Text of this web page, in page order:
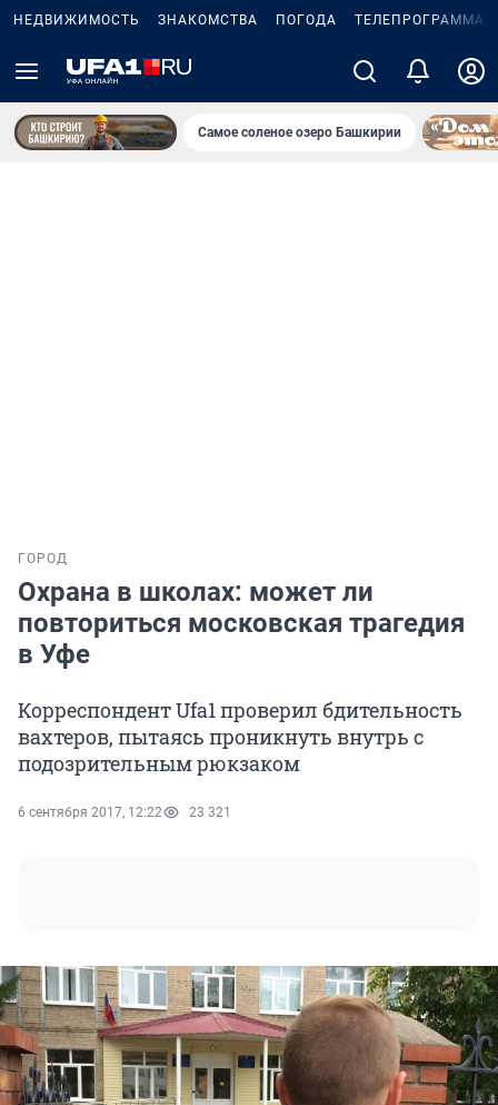
НЕДВИЖИМОСТЬ ЗНАКОМСТВА ПОГОДА ТЕЛЕПРОГРАММА
Самое соленое озеро Башкирии
ГОРОД
Охрана в школах: может ли
повториться московская трагедия
в Уфе
Корреспондент Ufa1 проверил бдительность
вахтеров, пытаясь проникнуть внутрь с
подозрительным рюкзаком
6 сентября 2017, 12:22 23 321